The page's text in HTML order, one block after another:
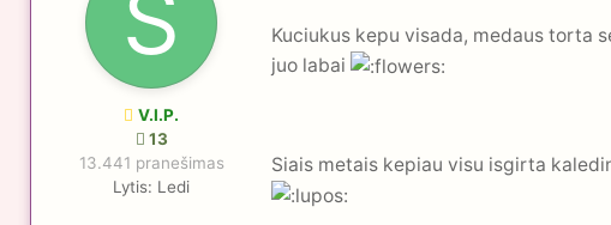
V.I.P.
13
13.441 pranešimas
Lytis: Ledi
Kuciukus kepu visada, medaus torta
juo labai
Siais metais kepiau visu isgirta